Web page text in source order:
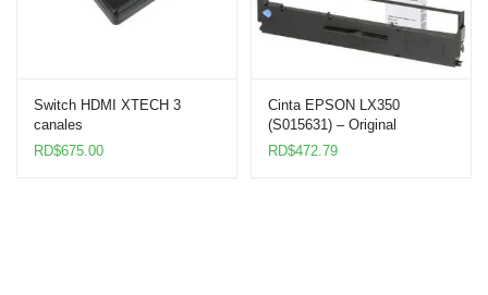
Switch HDMI XTECH 3
canales
RD$675.00
Cinta EPSON LX350
(S015631) – Original
RD$472.79